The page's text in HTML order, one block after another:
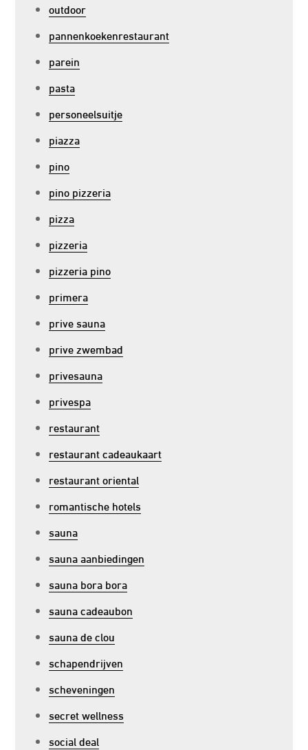
outdoor
pannenkoekenrestaurant
parein
pasta
personeelsuitje
piazza
pino
pino pizzeria
pizza
pizzeria
pizzeria pino
primera
prive sauna
prive zwembad
privesauna
privespa
restaurant
restaurant cadeaukaart
restaurant oriental
romantische hotels
sauna
sauna aanbiedingen
sauna bora bora
sauna cadeaubon
sauna de clou
schapendrijven
scheveningen
secret wellness
social deal